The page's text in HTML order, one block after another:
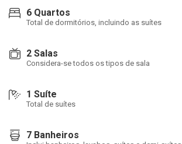
6 Quartos
Total de dormitórios, incluindo as suítes
2 Salas
Considera-se todos os tipos de sala
1 Suíte
Total de suítes
7 Banheiros